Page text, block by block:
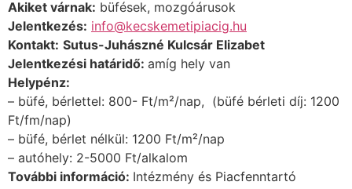
Akiket várnak: büfések, mozgóárusok
Jelentkezés: info@kecskemetipiacig.hu
Kontakt: Sutus-Juhászné Kulcsár Elizabet
Jelentkezési határidő: amíg hely van
Helypénz:
– büfé, bérlettel: 800- Ft/m²/nap, (büfé bérleti díj: 1200
Ft/fm/nap)
– büfé, bérlet nélkül: 1200 Ft/m²/nap
– autóhely: 2-5000 Ft/alkalom
További információ: Intézmény és Piacfenntartó